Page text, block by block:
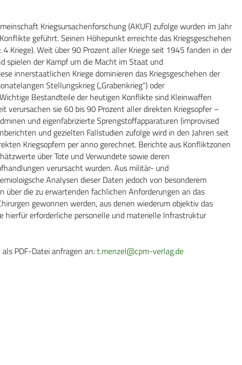
Kriegsursachenforschung (AKUF) zufolge wurden im Jahr
geführt. Seinen Höhepunkt erreichte das Kriegsgeschehen
Kriege). Weit über 90 Prozent aller Kriege seit 1945 fanden in der
spielen der Kampf um die Macht im Staat und
innerstaatlichen Kriege dominieren das Kriegsgeschehen der
Stellungskrieg („Grabenkrieg“) oder
Bestandteile der heutigen Konflikte sind Kleinwaffen
verursachen sie 60 bis 90 Prozent aller direkten Kriegsopfer –
und eigenfabrizierte Sprengstoffapparaturen (improvised
und gezielten Fallstudien zufolge wird in den Jahren seit
Kriegsopfern per anno gerechnet. Berichte aus Konfliktzonen
über Tote und Verwundete sowie deren
verursacht wurden. Aus militär- und
Analysen dieser Daten jedoch von besonderem
über die zu erwartenden fachlichen Anforderungen an das
gewonnen werden, aus denen wiederum objektiv das
hierfür erforderliche personelle und materielle Infrastruktur
PDF-Datei anfragen an:t.menzel@cpm-verlag.de